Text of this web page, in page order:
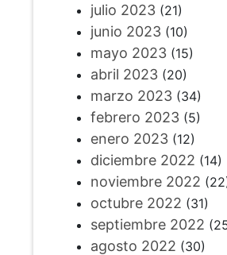
julio 2023(21)
junio 2023(10)
mayo 2023(15)
abril 2023(20)
marzo 2023(34)
febrero 2023(5)
enero 2023(12)
diciembre 2022 (14)
noviembre 2022
octubre 2022 (31)
septiembre 2022
agosto 2022 (30)